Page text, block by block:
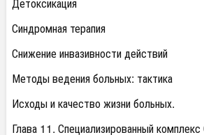
Синдромная терапия
Снижение инвазивности действий
Методы ведения больных: тактика
Исходы и качество жизни больных.
Глава 11. Специализированный